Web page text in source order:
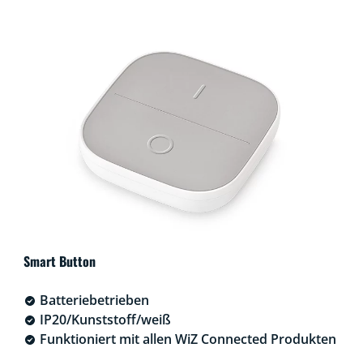
Smart Button
Batteriebetrieben
IP20/Kunststoff/weiß
Funktioniert mit allen WiZ Connected Produkten